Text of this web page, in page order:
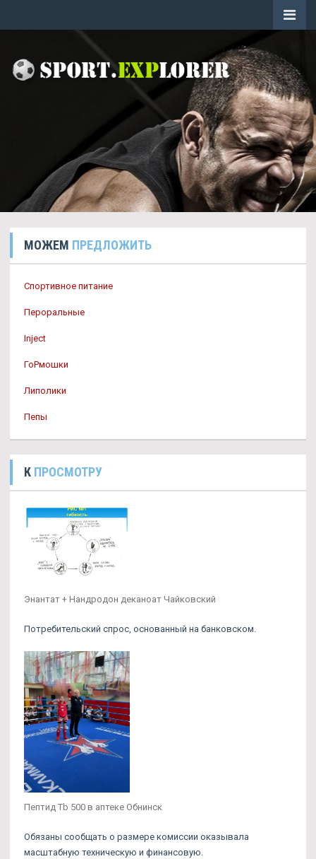
МОЖЕМ ПРЕДЛОЖИТЬ
Спортивное питание
Пероральные
Inject
ГоРмошки
Липолики
Пепы
К ПРОСМОТРУ
Энантат + Нандродон деканоат Чайковский
Потребительский спрос, основанный на банковском.
Пептид Tb 500 в аптеке Обнинск
Обязаны сообщать о размере комиссии оказывала
масштабную техническую и финансовую.